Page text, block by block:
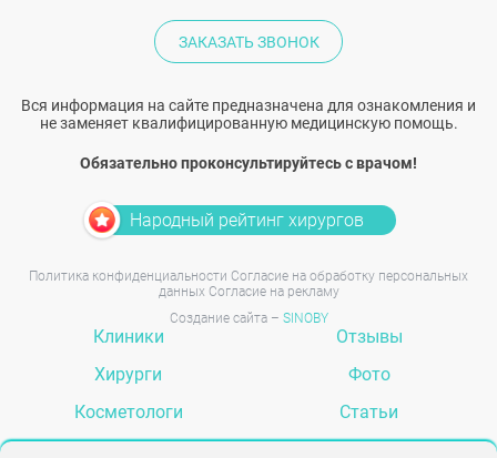
ЗАКАЗАТЬ ЗВОНОК
Вся информация на сайте предназначена для ознакомления и
не заменяет квалифицированную медицинскую помощь.
Обязательно проконсультируйтесь с врачом!
Народный рейтинг хирургов
Политика конфиденциальности Согласие на обработку персональных
данных Согласие на рекламу
Создание сайта – SINOBY
Клиники
Хирурги
Косметологи
Отзывы
Фото
Статьи